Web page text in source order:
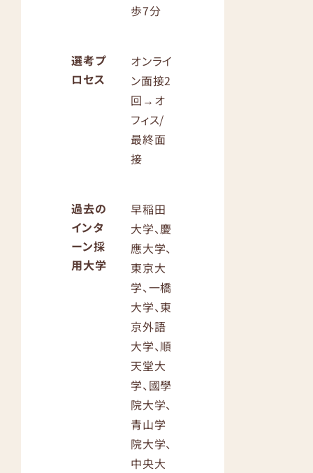
歩7分
選考プ
ロセス
オンライ
ン面接2
回→オ
フィス/
最終面
接
過去の
インタ
ーン採
用大学
早稲田
大学、慶
應大学、
東京大
学、一橋
大学、東
京外語
大学、順
天堂大
学、國學
院大学、
青山学
院大学、
中央大